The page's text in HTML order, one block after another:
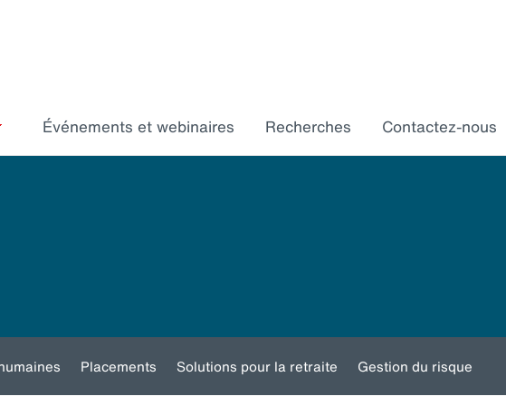
Événements et webinaires Recherches Contactez-nous
Toggle
Placements
Toggle
Solutions pour la retraite
Toggle
Gestion du risque